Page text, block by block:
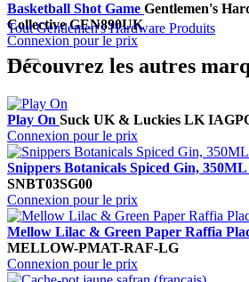
Basketball Shot Game Gentlemen's
Collective GEN890UK
Connexion pour le prix
Tout Gentlemen's Hardware Produits
Découvrez les autres
Play On Suck UK & Luckies LK
Connexion pour le prix
Snippers Botanicals Spiced Gin, 350ML
SNBT03SG00
Connexion pour le prix
Mellow Lilac & Green Paper Raffia
MELLOW-PMAT-RAF-LG
Connexion pour le prix